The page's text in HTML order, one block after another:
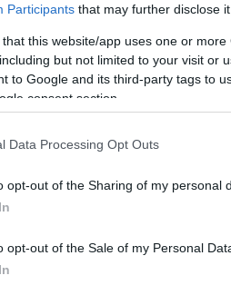
Participants that may further disclose
that this website/app uses one or
but not limited to your visit or
to Google and its third-party tags to
consent section.
Data Processing Opt Outs
opt-out of the Sharing of my personal
opt-out of the Sale of my Personal
έλεγχοι σε
σκύλων
προχωρούν οι θηροφύλακες
και ...
στην άσφαλτο –